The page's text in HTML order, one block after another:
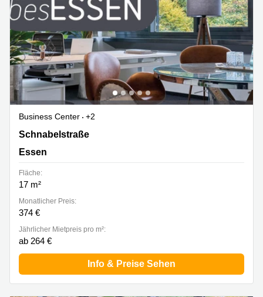
Business Center
+2
Schnabelstraße 1, 9-13A, 17, Essen
Schnabelstraße
Essen
Fläche:
17 m²
Monatlicher Preis:
374 €
Jährlicher Mietpreis pro m²:
ab 264 €
Info & Preise Sehen